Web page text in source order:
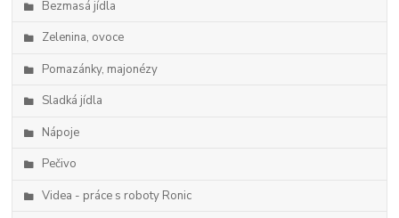
Bezmasá jídla
Zelenina, ovoce
Pomazánky, majonézy
Sladká jídla
Nápoje
Pečivo
Videa - práce s roboty Ronic